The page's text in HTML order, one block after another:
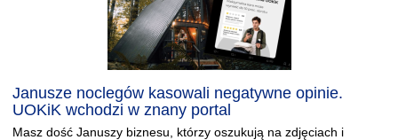
Janusze noclegów kasowali negatywne opinie.
UOKiK wchodzi w znany portal
Masz dość Januszy biznesu, którzy oszukują na zdjęciach i